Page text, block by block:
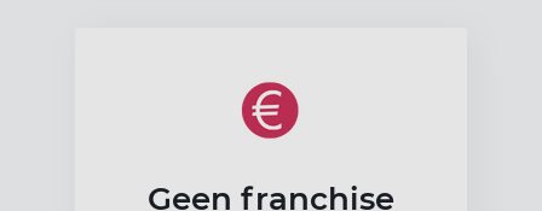
Geen franchise